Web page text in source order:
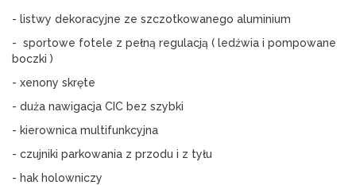
- listwy dekoracyjne ze szczotkowanego aluminium
-  sportowe fotele z pełną regulacją ( ledźwia i pompowane
boczki )
- xenony skręte
- duża nawigacja CIC bez szybki
- kierownica multifunkcyjna
- czujniki parkowania z przodu i z tyłu
- hak holowniczy